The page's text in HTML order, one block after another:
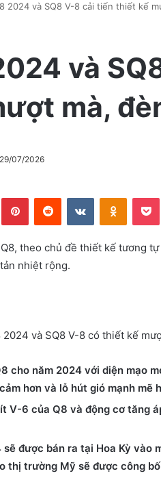
2024 và SQ8 V-8 cải tiến thiết kế
và
mà,
29/07/2026
PinterestReddit VKontakte
theo chủ đề thiết kế tương
nhiệt rộng.
2024 và SQ8 V-8 có thiết kế
cho năm 2024 với diện mạo
hơn và lỗ hút gió mạnh mẽ
V-6 của Q8 và động cơ tăng
được bán ra tại Hoa Kỳ vào
thị trường Mỹ sẽ được công